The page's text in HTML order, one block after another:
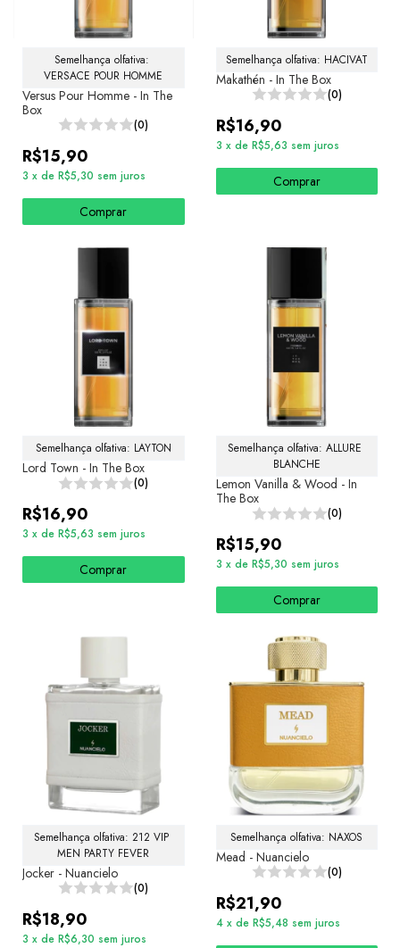
Semelhança olfativa:
VERSACE POUR HOMME
Versus Pour Homme - In The
Box
(0)
R$15,90
3 x de R$5,30 sem juros
Comprar
Semelhança olfativa: HACIVAT
Makathén - In The Box
(0)
R$16,90
3 x de R$5,63 sem juros
Comprar
Semelhança olfativa: LAYTON
Lord Town - In The Box
(0)
R$16,90
3 x de R$5,63 sem juros
Comprar
Semelhança olfativa: ALLURE
BLANCHE
Lemon Vanilla & Wood - In
The Box
(0)
R$15,90
3 x de R$5,30 sem juros
Comprar
Semelhança olfativa: 212 VIP
MEN PARTY FEVER
Jocker - Nuancielo
(0)
R$18,90
3 x de R$6,30 sem juros
Semelhança olfativa: NAXOS
Mead - Nuancielo
(0)
R$21,90
4 x de R$5,48 sem juros